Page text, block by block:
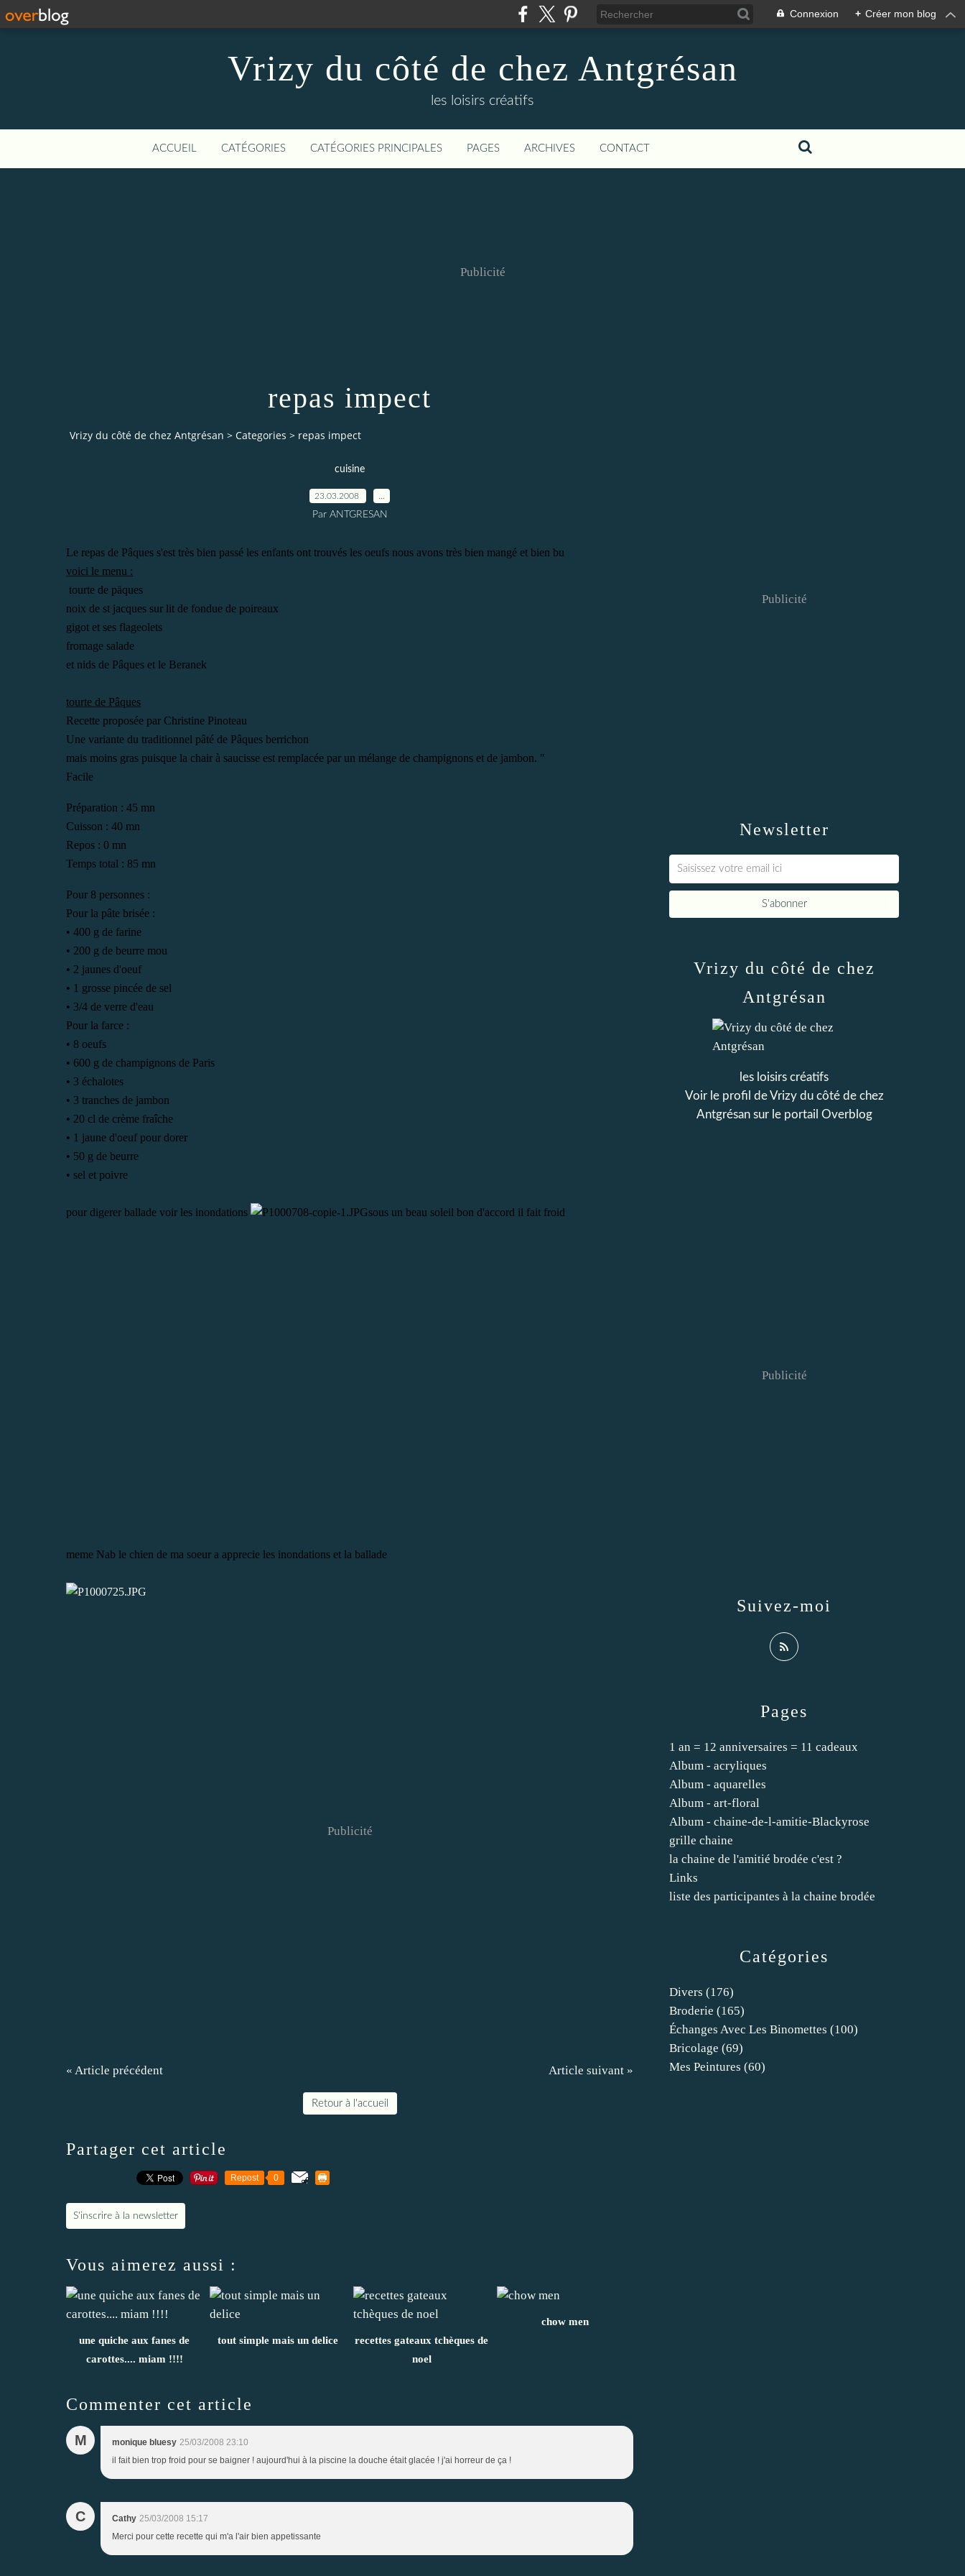
Connexion + Créer mon blog
Vrizy du côté de chez Antgrésan
les loisirs créatifs
ACCUEIL CATÉGORIES CATÉGORIES PRINCIPALES PAGES ARCHIVES CONTACT
Publicité
repas impect
Vrizy du côté de chez Antgrésan > Categories > repas impect
cuisine
23.03.2008
Par ANTGRESAN
Le repas de Pâques s'est très bien passé les enfants ont trouvés les oeufs nous avons très bien mangé et bien bu
voici le menu :
tourte de päques
noix de st jacques sur lit de fondue de poireaux
gigot et ses flageolets
fromage salade
et nids de Pâques et le Beranek
tourte de Pâques
Recette proposée par Christine Pinoteau
Une variante du traditionnel pâté de Pâques berrichon
mais moins gras puisque la chair à saucisse est remplacée par un mélange de champignons et de jambon. "
Facile
Préparation : 45 mn
Cuisson : 40 mn
Repos : 0 mn
Temps total : 85 mn
Pour 8 personnes :
Pour la pâte brisée :
• 400 g de farine
• 200 g de beurre mou
• 2 jaunes d'oeuf
• 1 grosse pincée de sel
• 3/4 de verre d'eau
Pour la farce :
• 8 oeufs
• 600 g de champignons de Paris
• 3 échalotes
• 3 tranches de jambon
• 20 cl de crème fraîche
• 1 jaune d'oeuf pour dorer
• 50 g de beurre
• sel et poivre
pour digerer ballade voir les inondations sous un beau soleil bon d'accord il fait froid
meme Nab le chien de ma soeur a apprecie les inondations et la ballade
Publicité
« Article précédent Article suivant »
Retour à l'accueil
Partager cet article
Repost 0
S'inscrire à la newsletter
Vous aimerez aussi :
une quiche aux fanes de
carottes.... miam !!!!
tout simple mais un delice
recettes gateaux tchèques de
noel
chow men
Commenter cet article
M monique bluesy 25/03/2008 23:10
il fait bien trop froid pour se baigner ! aujourd'hui à la piscine la douche était glacée ! j'ai horreur de ça !
C Cathy 25/03/2008 15:17
Merci pour cette recette qui m'a l'air bien appetissante
Newsletter
Publicité
Catégories
Divers (176)
Broderie (165)
Échanges Avec Les Binomettes (100)
Bricolage (69)
Mes Peintures (60)
Pages
1 an = 12 anniversaires = 11 cadeaux
Album - acryliques
Album - aquarelles
Album - art-floral
Album - chaine-de-l-amitie-Blackyrose
grille chaine
la chaine de l'amitié brodée c'est ?
Links
liste des participantes à la chaine brodée
Vrizy du côté de chez
Antgrésan
les loisirs créatifs
Voir le profil deVrizy du côté de chez
Antgrésansur le portail Overblog
Suivez-moi
Publicité